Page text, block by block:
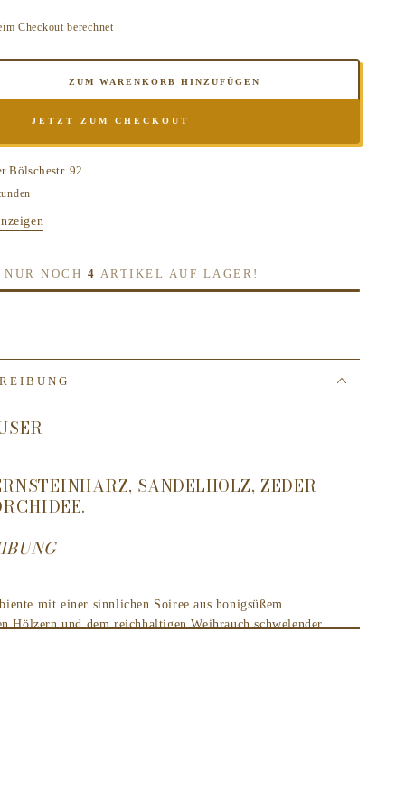
Checkout berechnet
ZUM WARENKORB HINZUFÜGEN
JETZT ZUM CHECKOUT
Bölschestr. 92
NOCH 4 ARTIKEL AUF LAGER!
SANDELHOLZ, ZEDER
mit einer sinnlichen Soiree aus honigsüßem
Hölzern und dem reichhaltigen Weihrauch schwelender